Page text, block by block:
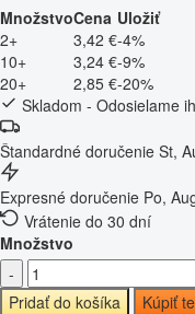
MnožstvoCena Uložiť
2+
3,42 €-4%
10+
3,24 €-9%
20+
2,85 €-20%
Skladom - Odosielame
Štandardné doručenie St,
Expresné doručenie Po,
Vrátenie do 30 dní
Množstvo
-
Pridať do košíka
Kúpiť